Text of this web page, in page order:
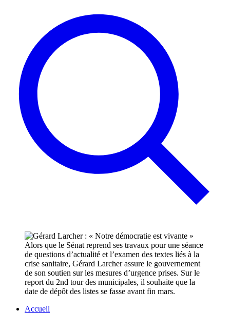
Alors que le Sénat reprend ses travaux pour une séance
de questions d’actualité et l’examen des textes liés à la
crise sanitaire, Gérard Larcher assure le gouvernement
de son soutien sur les mesures d’urgence prises. Sur le
report du 2nd tour des municipales, il souhaite que la
date de dépôt des listes se fasse avant fin mars.
Accueil